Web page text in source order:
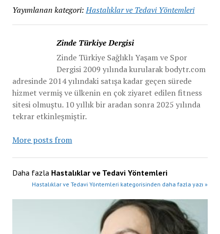
Yayımlanan kategori: Hastalıklar ve Tedavi Yöntemleri
Zinde Türkiye Dergisi
Zinde Türkiye Sağlıklı Yaşam ve Spor
Dergisi 2009 yılında kurularak bodytr.com
adresinde 2014 yılındaki satışa kadar geçen sürede
hizmet vermiş ve ülkenin en çok ziyaret edilen fitness
sitesi olmuştu. 10 yıllık bir aradan sonra 2025 yılında
tekrar etkinleşmiştir.
More posts from
Daha fazla Hastalıklar ve Tedavi Yöntemleri
Hastalıklar ve Tedavi Yöntemleri kategorisinden daha fazla yazı »